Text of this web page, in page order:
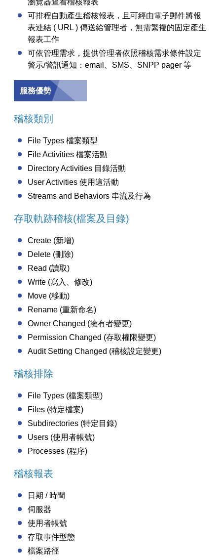
瀏覽器查看稽核報表
可排程自動產生稽核報表，且可經由電子郵件將報
表連結 ( URL ) 傳送給管理者，無需繁複的固定產生
報表工作
可依管理需求，提供管理者依照稽核需求條件設定
警示/警訊通知：email、SMS、SNPP pager 等
服務優勢
稽核類別
File Types 檔案類型
File Activities 檔案活動
Directory Activities 目錄活動
User Activities 使用這活動
Streams and Behaviors 串流及行為
存取軌跡稽核(檔案及目錄)
Create (新增)
Delete (刪除)
Read (讀取)
Write (寫入、修改)
Move (移動)
Rename (重新命名)
Owner Changed (擁有者變更)
Permission Changed (存取權限變更)
Audit Setting Changed (稽核設定變更)
稽核排除
File Types (檔案類型)
Files (特定檔案)
Subdirectories (特定目錄)
Users (使用者帳號)
Processes (程序)
稽核報表
日期 / 時間
伺服器
使用者帳號
存取事件型態
檔案路徑